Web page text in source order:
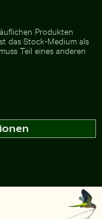
Produkten
das Stock-Medium als
Teil eines anderen